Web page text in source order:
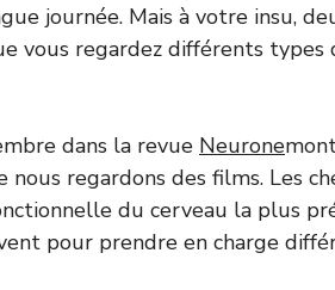
journée. Mais à votre insu,
vous regardez différents types
dans la revue Neurone
regardons des films. Les
du cerveau la plus
pour prendre en charge